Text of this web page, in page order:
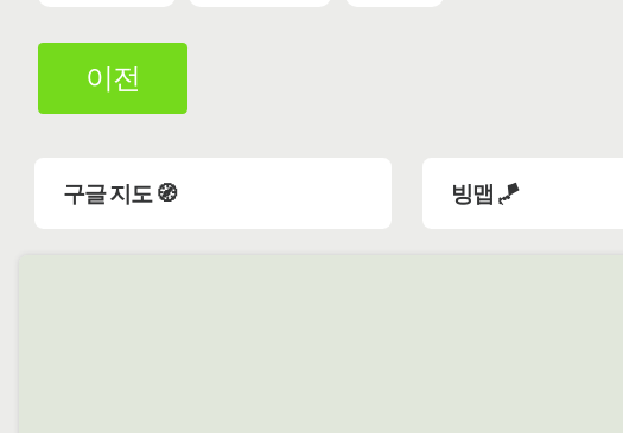
이전
구글 지도 🧭 빙맵 🪁